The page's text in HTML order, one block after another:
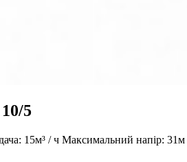
5
15м³ / ч Максимальний напір: